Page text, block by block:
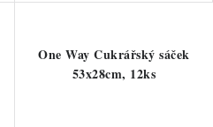
One Way Cukrářský sáček
53x28cm, 12ks